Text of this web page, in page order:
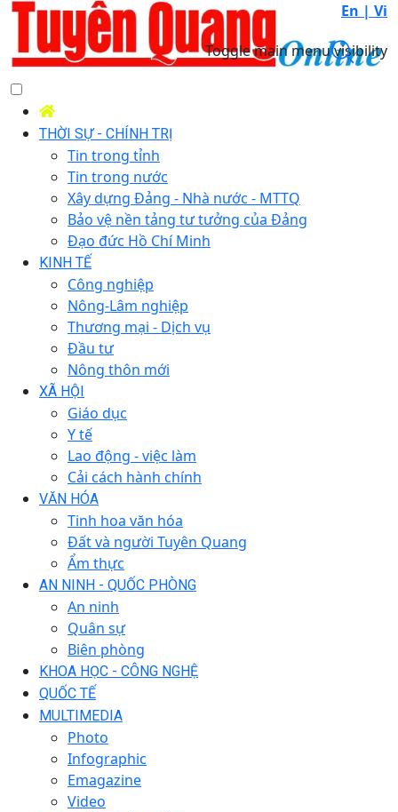
En | Vi
Toggle main menu visibility
THỜI SỰ - CHÍNH TRỊ
Tin trong tỉnh
Tin trong nước
Xây dựng Đảng - Nhà nước - MTTQ
Bảo vệ nền tảng tư tưởng của Đảng
Đạo đức Hồ Chí Minh
KINH TẾ
Công nghiệp
Nông-Lâm nghiệp
Thương mại - Dịch vụ
Đầu tư
Nông thôn mới
XÃ HỘI
Giáo dục
Y tế
Lao động - việc làm
Cải cách hành chính
VĂN HÓA
Tinh hoa văn hóa
Đất và người Tuyên Quang
Ẩm thực
AN NINH - QUỐC PHÒNG
An ninh
Quân sự
Biên phòng
KHOA HỌC - CÔNG NGHỆ
QUỐC TẾ
MULTIMEDIA
Photo
Infographic
Emagazine
Video